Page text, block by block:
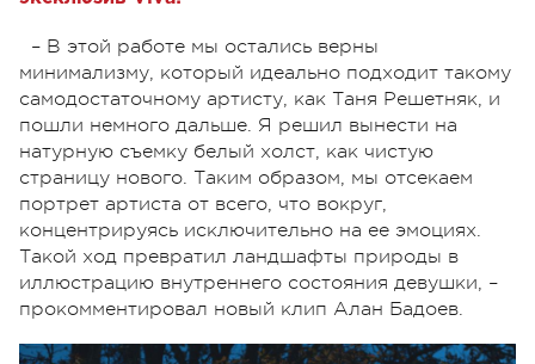
– В этой работе мы остались верны
минимализму, который идеально подходит такому
самодостаточному артисту, как Таня Решетняк, и
пошли немного дальше. Я решил вынести на
натурную съемку белый холст, как чистую
страницу нового. Таким образом, мы отсекаем
портрет артиста от всего, что вокруг,
концентрируясь исключительно на ее эмоциях.
Такой ход превратил ландшафты природы в
иллюстрацию внутреннего состояния девушки, –
прокомментировал новый клип Алан Бадоев.